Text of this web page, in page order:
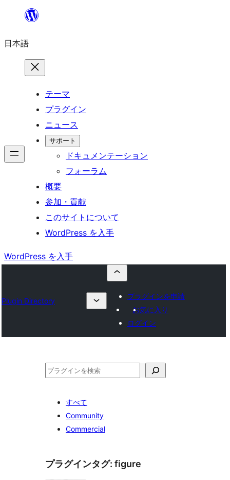
を
日本語
テーマ
プラグイン
ニュース
サポート
ドキュメンテーション
フォーラム
概要
参加・貢献
このサイトについて
WordPress を入手
WordPress を入手
Plugin Directory
プラグインを申請
お気に入り
ログイン
検
すべて
Community
Commercial
プラグインタグ: figure